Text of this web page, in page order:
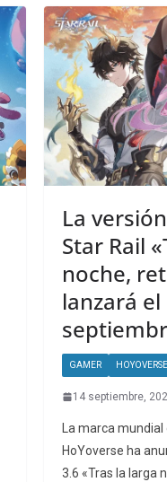
La
Star Rail
noche,
lanzará el
GAMER HOYOVERSE
14 septiembre,
La marca
HoYoverse ha
3.6 «Tras la larga